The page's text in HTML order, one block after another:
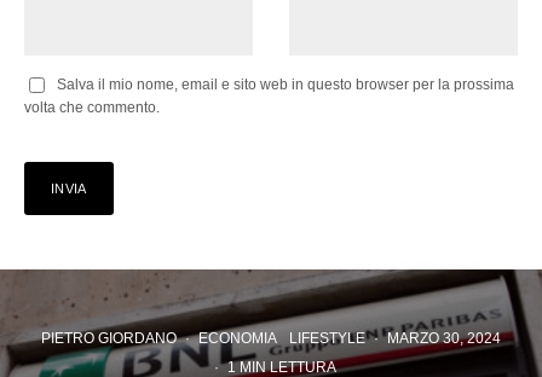
Salva il mio nome, email e sito web in questo browser per la prossima
volta che commento.
PIETRO GIORDANO · ECONOMIA LIFESTYLE · MARZO 30, 2024
· 1 MIN LETTURA